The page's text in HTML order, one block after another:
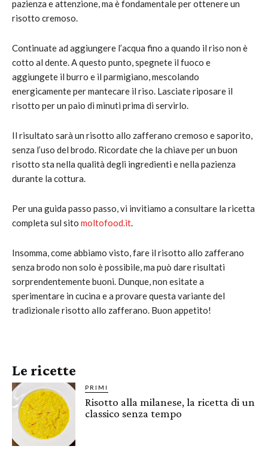
pazienza e attenzione, ma è fondamentale per ottenere un
risotto cremoso.
Continuate ad aggiungere l’acqua fino a quando il riso non è
cotto al dente. A questo punto, spegnete il fuoco e
aggiungete il burro e il parmigiano, mescolando
energicamente per mantecare il riso. Lasciate riposare il
risotto per un paio di minuti prima di servirlo.
Il risultato sarà un risotto allo zafferano cremoso e saporito,
senza l’uso del brodo. Ricordate che la chiave per un buon
risotto sta nella qualità degli ingredienti e nella pazienza
durante la cottura.
Per una guida passo passo, vi invitiamo a consultare la ricetta
completa sul sito moltofood.it.
Insomma, come abbiamo visto, fare il risotto allo zafferano
senza brodo non solo è possibile, ma può dare risultati
sorprendentemente buoni. Dunque, non esitate a
sperimentare in cucina e a provare questa variante del
tradizionale risotto allo zafferano. Buon appetito!
Le ricette
PRIMI
Risotto alla milanese, la ricetta di un
classico senza tempo